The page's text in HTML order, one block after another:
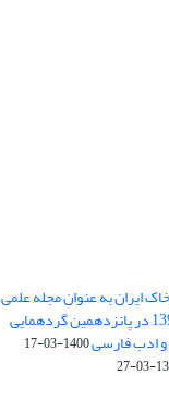
ایران به عنوان مجله علمی
برتر فارسی زبان در سال 1399 در پانزدهمین گردهمایی
و ادب فارسی1400-03-17